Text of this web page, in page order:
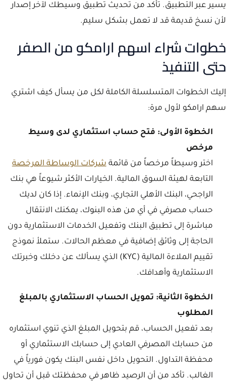
يسير عبر التطبيق. تأكد من تحديث تطبيق وسيطك لآخر إصدار
لأن نسخ قديمة قد لا تعمل بشكل سليم.
خطوات شراء اسهم ارامكو من الصفر
حتى التنفيذ
إليك الخطوات المتسلسلة الكاملة لكل من يسأل كيف اشتري
سهم ارامكو لأول مرة:
الخطوة الأولى: فتح حساب استثماري لدى وسيط
مرخص
اختر وسيطاً مرخصاً من قائمةشركات الوساطة المرخصة
التابعة لهيئة السوق المالية. الخيارات الأكثر شيوعاً هي بنك
الراجحي، البنك الأهلي التجاري، وبنك الإنماء. إذا كان لديك
حساب مصرفي في أي من هذه البنوك، يمكنك الانتقال
مباشرة إلى تطبيق البنك وتفعيل الخدمات الاستثمارية دون
الحاجة إلى وثائق إضافية في معظم الحالات. ستملأ نموذج
تقييم الملاءة المالية (KYC) الذي يسألك عن دخلك وخبرتك
الاستثمارية وأهدافك.
الخطوة الثانية: تمويل الحساب الاستثماري بالمبلغ
المطلوب
بعد تفعيل الحساب، قم بتحويل المبلغ الذي تنوي استثماره
من حسابك المصرفي العادي إلى حسابك الاستثماري أو
محفظة التداول. التحويل داخل نفس البنك يكون فورياً في
الغالب. تأكد من أن الرصيد ظاهر في محفظتك قبل أن تحاول